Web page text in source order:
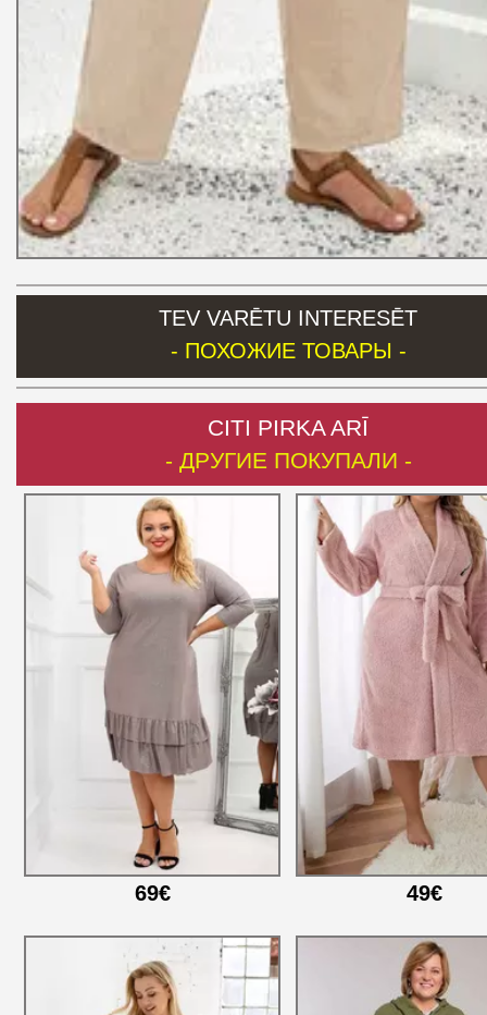
TEV VARĒTU INTERESĒT
- ПОХОЖИЕ ТОВАРЫ -
CITI PIRKA ARĪ
- ДРУГИЕ ПОКУПАЛИ -
69€ 49€